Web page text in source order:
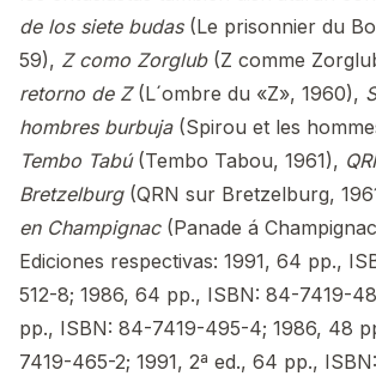
de los siete budas(Le prisonnier du
59), Z como Zorglub(Z comme
retorno de Z(L´ombre du «Z», 1960),
hombres burbuja(Spirou et les
Tembo Tabú(Tembo Tabou, 1961),
Bretzelburg(QRN sur Bretzelburg,
en Champignac(Panade á
Ediciones respectivas: 1991, 64 pp.,
512-8; 1986, 64 pp., ISBN: 84-7419-
pp., ISBN: 84-7419-495-4; 1986, 48
7419-465-2; 1991, 2ª ed., 64 pp.,